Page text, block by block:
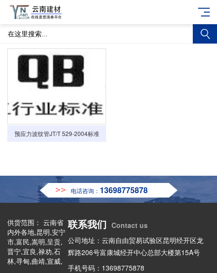
预应力波纹管JT/T 529-2004标准
电话咨询： 13698775878
供货范围： 云南省
内外各地,昆明,安宁
市,富民,嵩明,呈贡,
晋宁,宜良,禄劝,石
林,寻甸,曲靖,宣威,
联系我们 Contact us
公司地址：云南自由贸易试验区昆明经开区龙
辉路206号富康城经开中心总部大楼第15A号
手机号码：13698775878